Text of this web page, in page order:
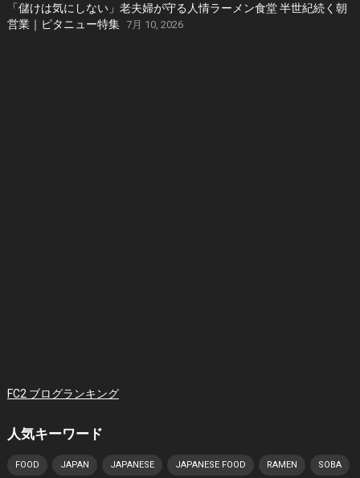
「儲けは気にしない」老夫婦が守る人情ラーメン食堂 半世紀続く朝
営業｜ピタニュー特集 7月 10, 2026
FC2 ブログランキング
人気キーワード
FOOD JAPAN JAPANESE JAPANESE FOOD RAMEN SOBA